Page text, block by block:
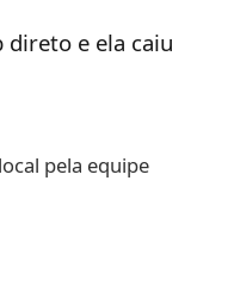
direto e ela caiu
pela equipe